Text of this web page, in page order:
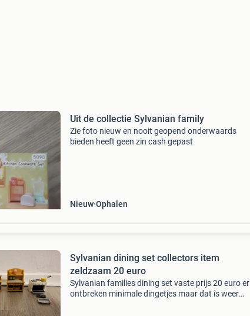
Uit de collectie Sylvanian family
Zie foto nieuw en nooit geopend onderwaards
bieden heeft geen zin cash gepast
Nieuw Ophalen
Sylvanian dining set collectors item
zeldzaam 20 euro
Sylvanian families dining set vaste prijs 20 euro er
ontbreken minimale dingetjes maar dat is weer